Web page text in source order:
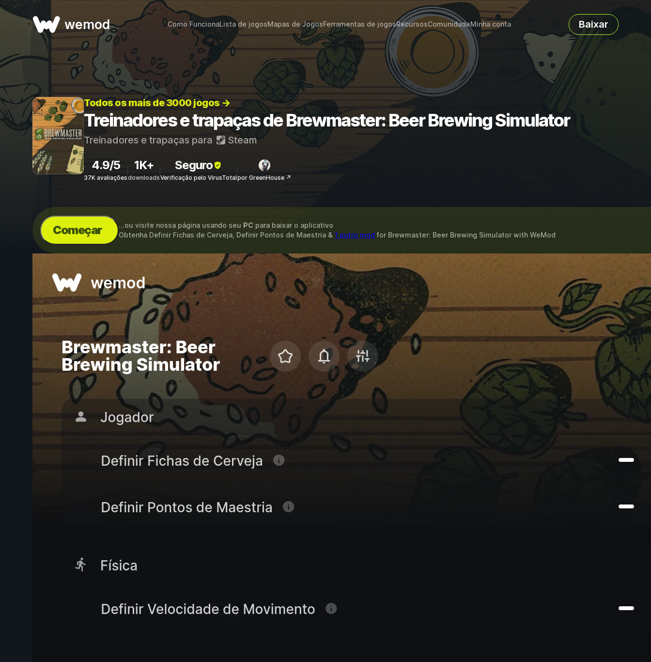
wemod Como FuncionaLista de jogosMapas de JogosFerramentas de jogosRecursosComunidadeMinha conta Baixar
Todos os mais de 3000 jogos →
Treinadores e trapaças de Brewmaster: Beer Brewing Simulator
Treinadores e trapaças para Steam
4.9/5
37K avaliações
1K+
downloads
Seguro
Verificação pelo VirusTotalpor GreenHouse ↗
Começar ...ou visite nossa página usando seu PC para baixar o aplicativo
Obtenha Definir Fichas de Cerveja, Definir Pontos de Maestria & 1 outro mod for Brewmaster: Beer Brewing Simulatorwith WeMod